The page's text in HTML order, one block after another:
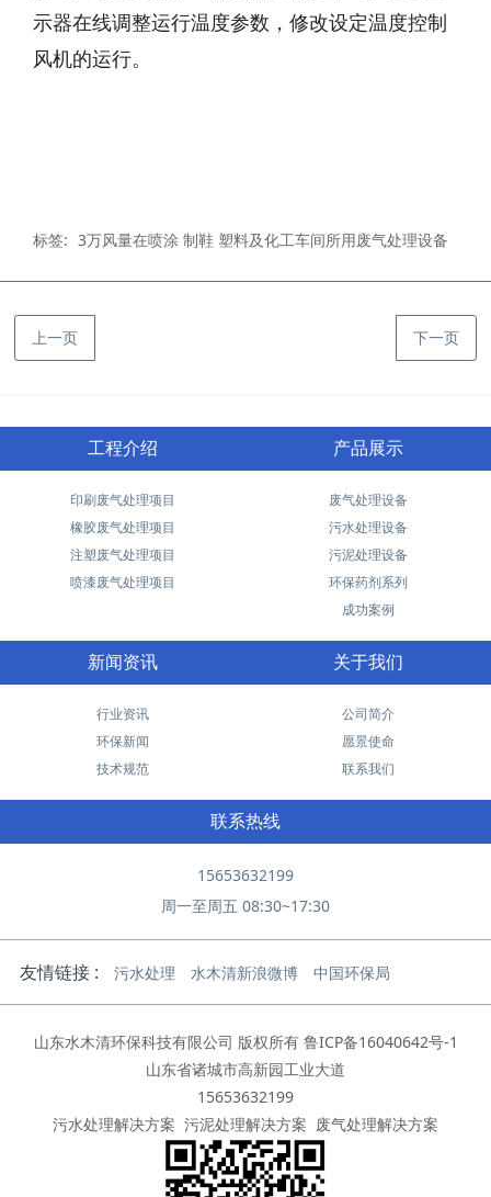
示器在线调整运行温度参数，修改设定温度控制
风机的运行。
标签: 3万风量在喷涂 制鞋 塑料及化工车间所用废气处理设备
上一页 下一页
工程介绍
印刷废气处理项目
橡胶废气处理项目
注塑废气处理项目
喷漆废气处理项目
产品展示
废气处理设备
污水处理设备
污泥处理设备
环保药剂系列
成功案例
新闻资讯
行业资讯
环保新闻
技术规范
关于我们
公司简介
愿景使命
联系我们
联系热线
15653632199
周一至周五 08:30~17:30
友情链接 : 污水处理 水木清新浪微博 中国环保局
山东水木清环保科技有限公司 版权所有 鲁ICP备16040642号-1
山东省诸城市高新园工业大道
15653632199
污水处理解决方案 污泥处理解决方案 废气处理解决方案